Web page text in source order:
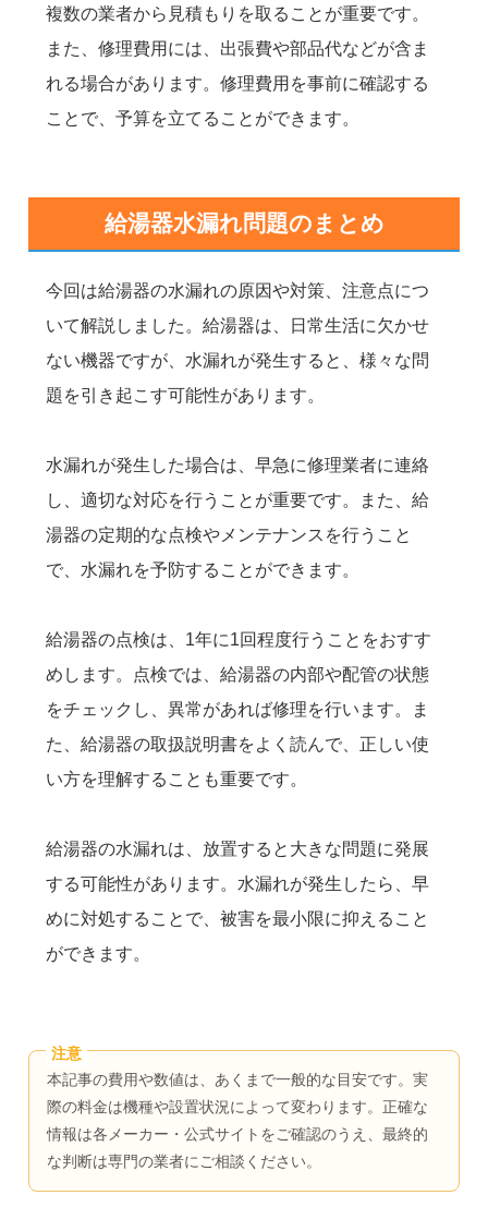
複数の業者から見積もりを取ることが重要です。
また、修理費用には、出張費や部品代などが含ま
れる場合があります。修理費用を事前に確認する
ことで、予算を立てることができます。
給湯器水漏れ問題のまとめ
今回は給湯器の水漏れの原因や対策、注意点につ
いて解説しました。給湯器は、日常生活に欠かせ
ない機器ですが、水漏れが発生すると、様々な問
題を引き起こす可能性があります。
水漏れが発生した場合は、早急に修理業者に連絡
し、適切な対応を行うことが重要です。また、給
湯器の定期的な点検やメンテナンスを行うこと
で、水漏れを予防することができます。
給湯器の点検は、1年に1回程度行うことをおすす
めします。点検では、給湯器の内部や配管の状態
をチェックし、異常があれば修理を行います。ま
た、給湯器の取扱説明書をよく読んで、正しい使
い方を理解することも重要です。
給湯器の水漏れは、放置すると大きな問題に発展
する可能性があります。水漏れが発生したら、早
めに対処することで、被害を最小限に抑えること
ができます。
本記事の費用や数値は、あくまで一般的な目安です。実
際の料金は機種や設置状況によって変わります。正確な
情報は各メーカー・公式サイトをご確認のうえ、最終的
な判断は専門の業者にご相談ください。